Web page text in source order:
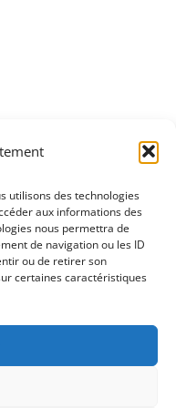
utilisons des technologies
aux informations des
nous permettra de
de navigation ou les ID
ou de retirer son
certaines caractéristiques